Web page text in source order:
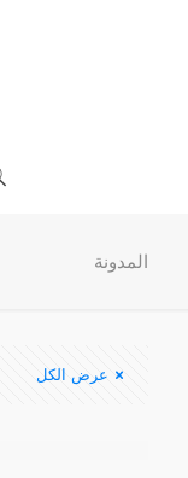
المدونة
عرض الكل